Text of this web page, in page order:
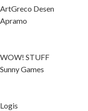
ArtGreco Desen
Apramo
WOW! STUFF
Sunny Games
Logis